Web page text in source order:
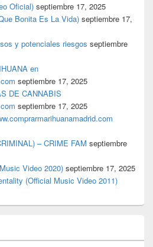
Oficial) septiembre 17, 2025
Bonita Es La Vida) septiembre 17,
y potenciales riesgos septiembre
en
septiembre 17, 2025
DE CANNABIS
septiembre 17, 2025
– CRIME FAM septiembre
Video 2020) septiembre 17, 2025
(Official Music Video 2011)